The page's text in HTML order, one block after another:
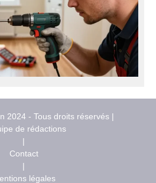
2024 - Tous droits réservés |
de rédactions
|
Contact
|
légales